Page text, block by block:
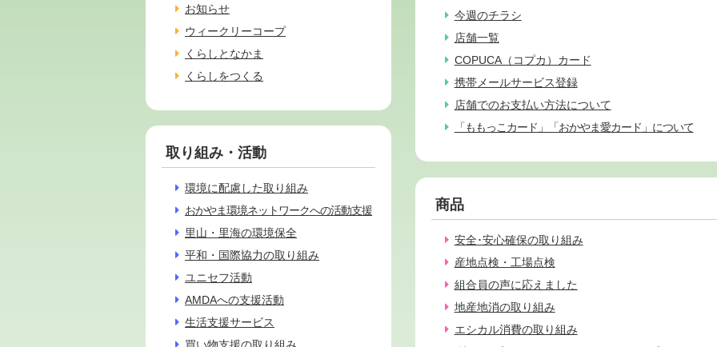
お知らせ
ウィークリーコープ
くらしとなかま
くらしをつくる
今週のチラシ
店舗一覧
COPUCA（コプカ）カード
携帯メールサービス登録
店舗でのお支払い方法について
「ももっこカード」「おかやま愛カード」について
商品
安全･安心確保の取り組み
産地点検・工場点検
組合員の声に応えました
地産地消の取り組み
エシカル消費の取り組み
取り組み・活動
環境に配慮した取り組み
おかやま環境ネットワークへの活動支援
里山・里海の環境保全
平和・国際協力の取り組み
ユニセフ活動
AMDAへの支援活動
生活支援サービス